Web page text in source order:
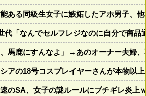
ある同級生女子に嫉妬したアホ男子、
代「なんでセルフレジなのに自分で商
、馬鹿にすんなよ」→あのオーナー夫婦
シアの18号コスプレイヤーさんが本物以
速のSA、女子の謎ルールにブチギレ炎上